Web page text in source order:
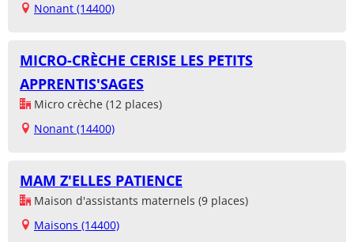
Nonant (14400)
MICRO-CRÈCHE CERISE LES PETITS
APPRENTIS'SAGES
Micro crèche (12 places)
Nonant (14400)
MAM Z'ELLES PATIENCE
Maison d'assistants maternels (9 places)
Maisons (14400)